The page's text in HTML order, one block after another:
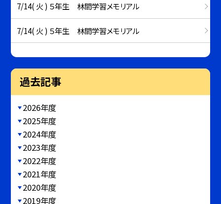
7/14( 火 ) ５年生 林間学習メモリアル
7/14( 火 ) ５年生 林間学習メモリアル
過去記事
2026年度
2025年度
2024年度
2023年度
2022年度
2021年度
2020年度
2019年度